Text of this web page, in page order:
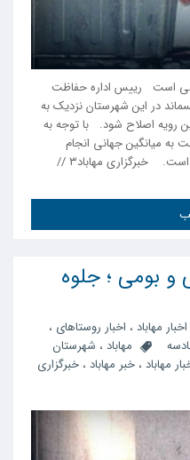
است رییس اداره حفاظت
در این شهرستان نزدیک به
رویه اصلاح شود. با توجه به
به میانگین جهانی انجام
اقدامات آموزشی برای کنترل این روند لازم است. خبرگزاری مهاباد۳ //
و بومی ؛ جلوه
اخبار مهاباد ، اخبار روستاهای ،
مهاباد ، شهرستان
مهاباد ، خبر مهاباد ، خبرگزاری